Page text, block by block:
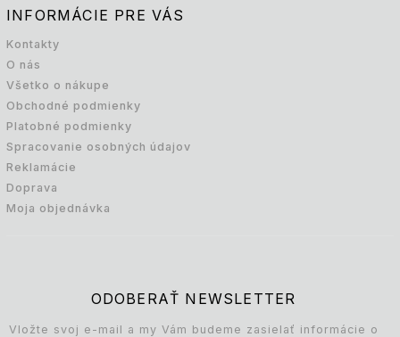
INFORMÁCIE PRE VÁS
Kontakty
O nás
Všetko o nákupe
Obchodné podmienky
Platobné podmienky
Spracovanie osobných údajov
Reklamácie
Doprava
Moja objednávka
ODOBERAŤ NEWSLETTER
Vložte svoj e-mail a my Vám budeme zasielať informácie o